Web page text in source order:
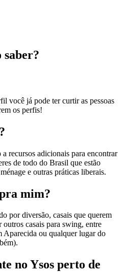
saber?
você já pode ter curtir as pessoas
os perfis!
recursos adicionais para encontrar
de todo do Brasil que estão
e outras práticas liberais.
mim?
por diversão, casais que querem
outros casais para swing, entre
Aparecida ou qualquer lugar do
no Ysos perto de